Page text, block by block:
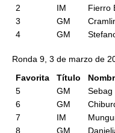
2
IM Fierro
3
GM
4
GM
Ronda 9, 3 de marzo de
Favorita
Título
5
GM Sebag
6
GM
7
IM
8
GM